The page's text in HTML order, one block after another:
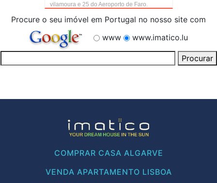
vilamoura e 25 do Aeroporto de Faro.
Procure o seu imóvel em Portugal no nosso site com
www
www.imatico.lu
COMPRAR CASA ALGARVE
VENDA APARTAMENTO LISBOA